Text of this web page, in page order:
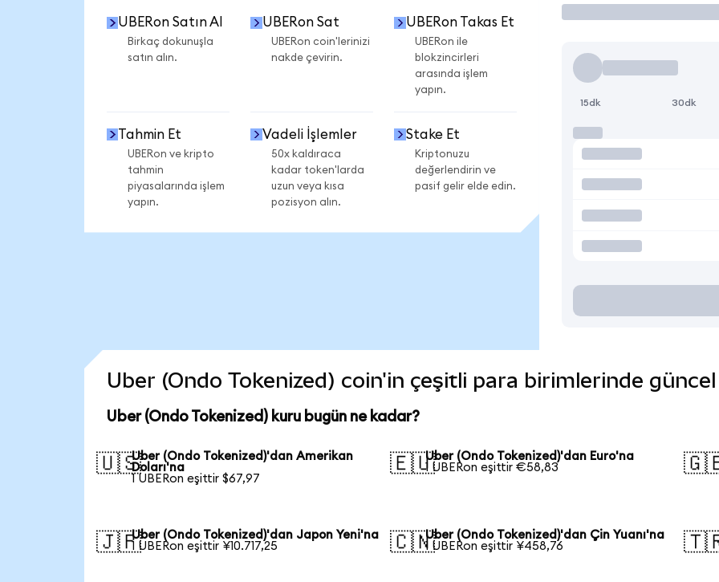
UBERon Satın Al
Birkaç dokunuşla
satın alın.
UBERon Sat
UBERon coin'lerinizi
nakde çevirin.
UBERon Takas Et
UBERon ile
blokzincirleri
arasında işlem
yapın.
Tahmin Et
UBERon ve kripto
tahmin
piyasalarında işlem
yapın.
Vadeli İşlemler
50x kaldıraca
kadar token'larda
uzun veya kısa
pozisyon alın.
Stake Et
Kriptonuzu
değerlendirin ve
pasif gelir elde edin.
15dk 30dk
Uber (Ondo Tokenized) coin'in çeşitli para birimlerinde
Uber (Ondo Tokenized) kuru bugün ne kadar?
🇺🇸Uber (Ondo Tokenized)'dan Amerikan
Doları'na
1 UBERon eşittir $67,97
🇪🇺Uber (Ondo Tokenized)'dan Euro'na
1 UBERon eşittir €58,83
🇯🇵Uber (Ondo Tokenized)'dan Japon Yeni'na
1 UBERon eşittir ¥10.717,25
🇨🇳Uber (Ondo Tokenized)'dan Çin Yuanı'na
1 UBERon eşittir ¥458,76